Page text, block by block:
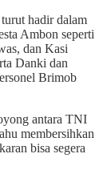
hadir dalam
Ambon seperti
dan Kasi
Danki dan
Brimob
antara TNI
membersihkan
bisa segera